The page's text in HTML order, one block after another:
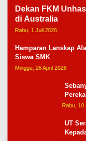
Dekan FKM
di Australia
Rabu, 1 Juli 2026
Hamparan Lanskap
Siswa SMK
Minggu, 26 April 2026
Rabu, 10
UT